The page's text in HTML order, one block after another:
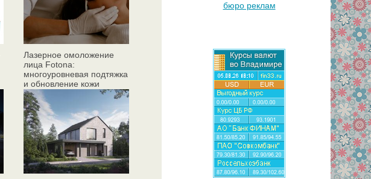
Лазерное омоложение
лица Fotona:
многоуровневая подтяжка
и обновление кожи
бюро реклам